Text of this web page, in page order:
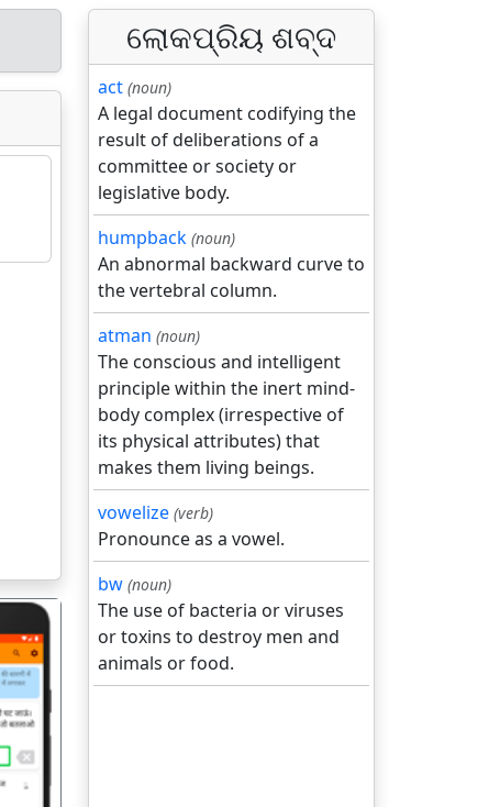
ଲୋକପ୍ରିୟ ଶବ୍ଦ
act (noun)
A legal document codifying the
result of deliberations of a
committee or society or
legislative body.
humpback (noun)
An abnormal backward curve to
the vertebral column.
atman (noun)
The conscious and intelligent
principle within the inert mind-
body complex (irrespective of
its physical attributes) that
makes them living beings.
vowelize (verb)
Pronounce as a vowel.
bw (noun)
The use of bacteria or viruses
or toxins to destroy men and
animals or food.